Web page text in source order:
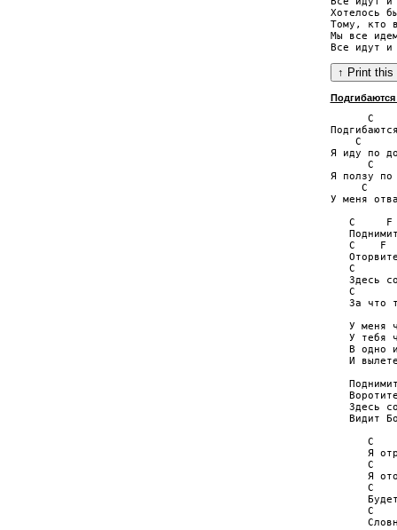
Хотелось
Тому, кто
Мы все
Подгибаются
C
C
Я иду по
C
Я ползу по
C
У меня
C
C    F
C
Здесь
C
За что
У меня
У тебя
В одно
И
Здесь
Видит
C
Я
C
Я
C
C